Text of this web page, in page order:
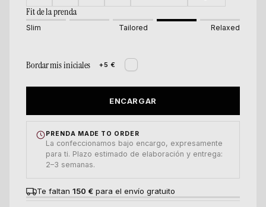
Fit de la prenda
Slim Tailored Relaxed
Bordar mis iniciales +5 €
ENCARGAR
PRENDA MADE TO ORDER
La confeccionamos bajo encargo, expresamente
para ti. Plazo estimado de elaboración y entrega:
2–3 semanas.
Te faltan 150 € para el envío gratuito